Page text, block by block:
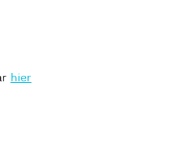
hier